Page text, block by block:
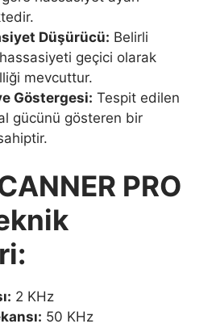
Düşürücü: Belirli
geçici olarak
mevcuttur.
Göstergesi: Tespit edilen
gücünü gösteren bir
PRO
2 KHz
50 KHz